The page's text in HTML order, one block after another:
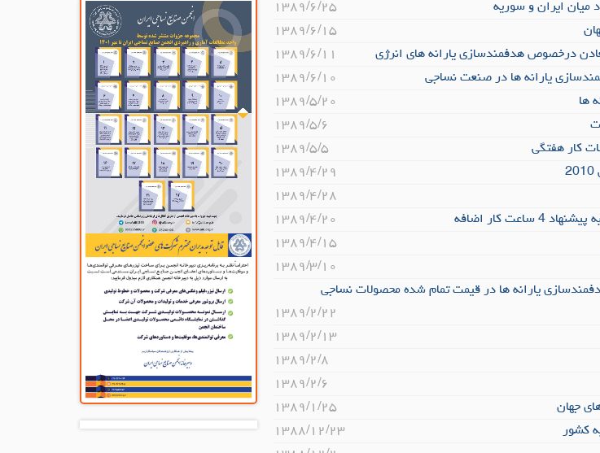
میان ایران و سوریه
۱۳۸۹/۶/۲۵
۱۳۸۹/۶/۱۵
درخصوص هدفمندسازی یارانه های انرژی
۱۳۸۹/۶/۱۱
یارانه ها در صنعت نساجی
۱۳۸۹/۶/۱۰
۱۳۸۹/۵/۲۰
۱۳۸۹/۵/۶
۱۳۸۹/۵/۵
۱۳۸۹/۴/۲۹
۱۳۸۹/۴/۲۸
کار اضافه
۱۳۸۹/۴/۲۰
۱۳۸۹/۴/۱۵
۱۳۸۹/۳/۱۰
یارانه ها در قیمت تمام شده محصولات نساجی
۱۳۸۹/۲/۲۲
۱۳۸۹/۲/۱۳
۱۳۸۹/۲/۸
۱۳۸۹/۲/۶
جهان
۱۳۸۹/۱/۲۵
کشور
۱۳۸۸/۱۲/۲۳